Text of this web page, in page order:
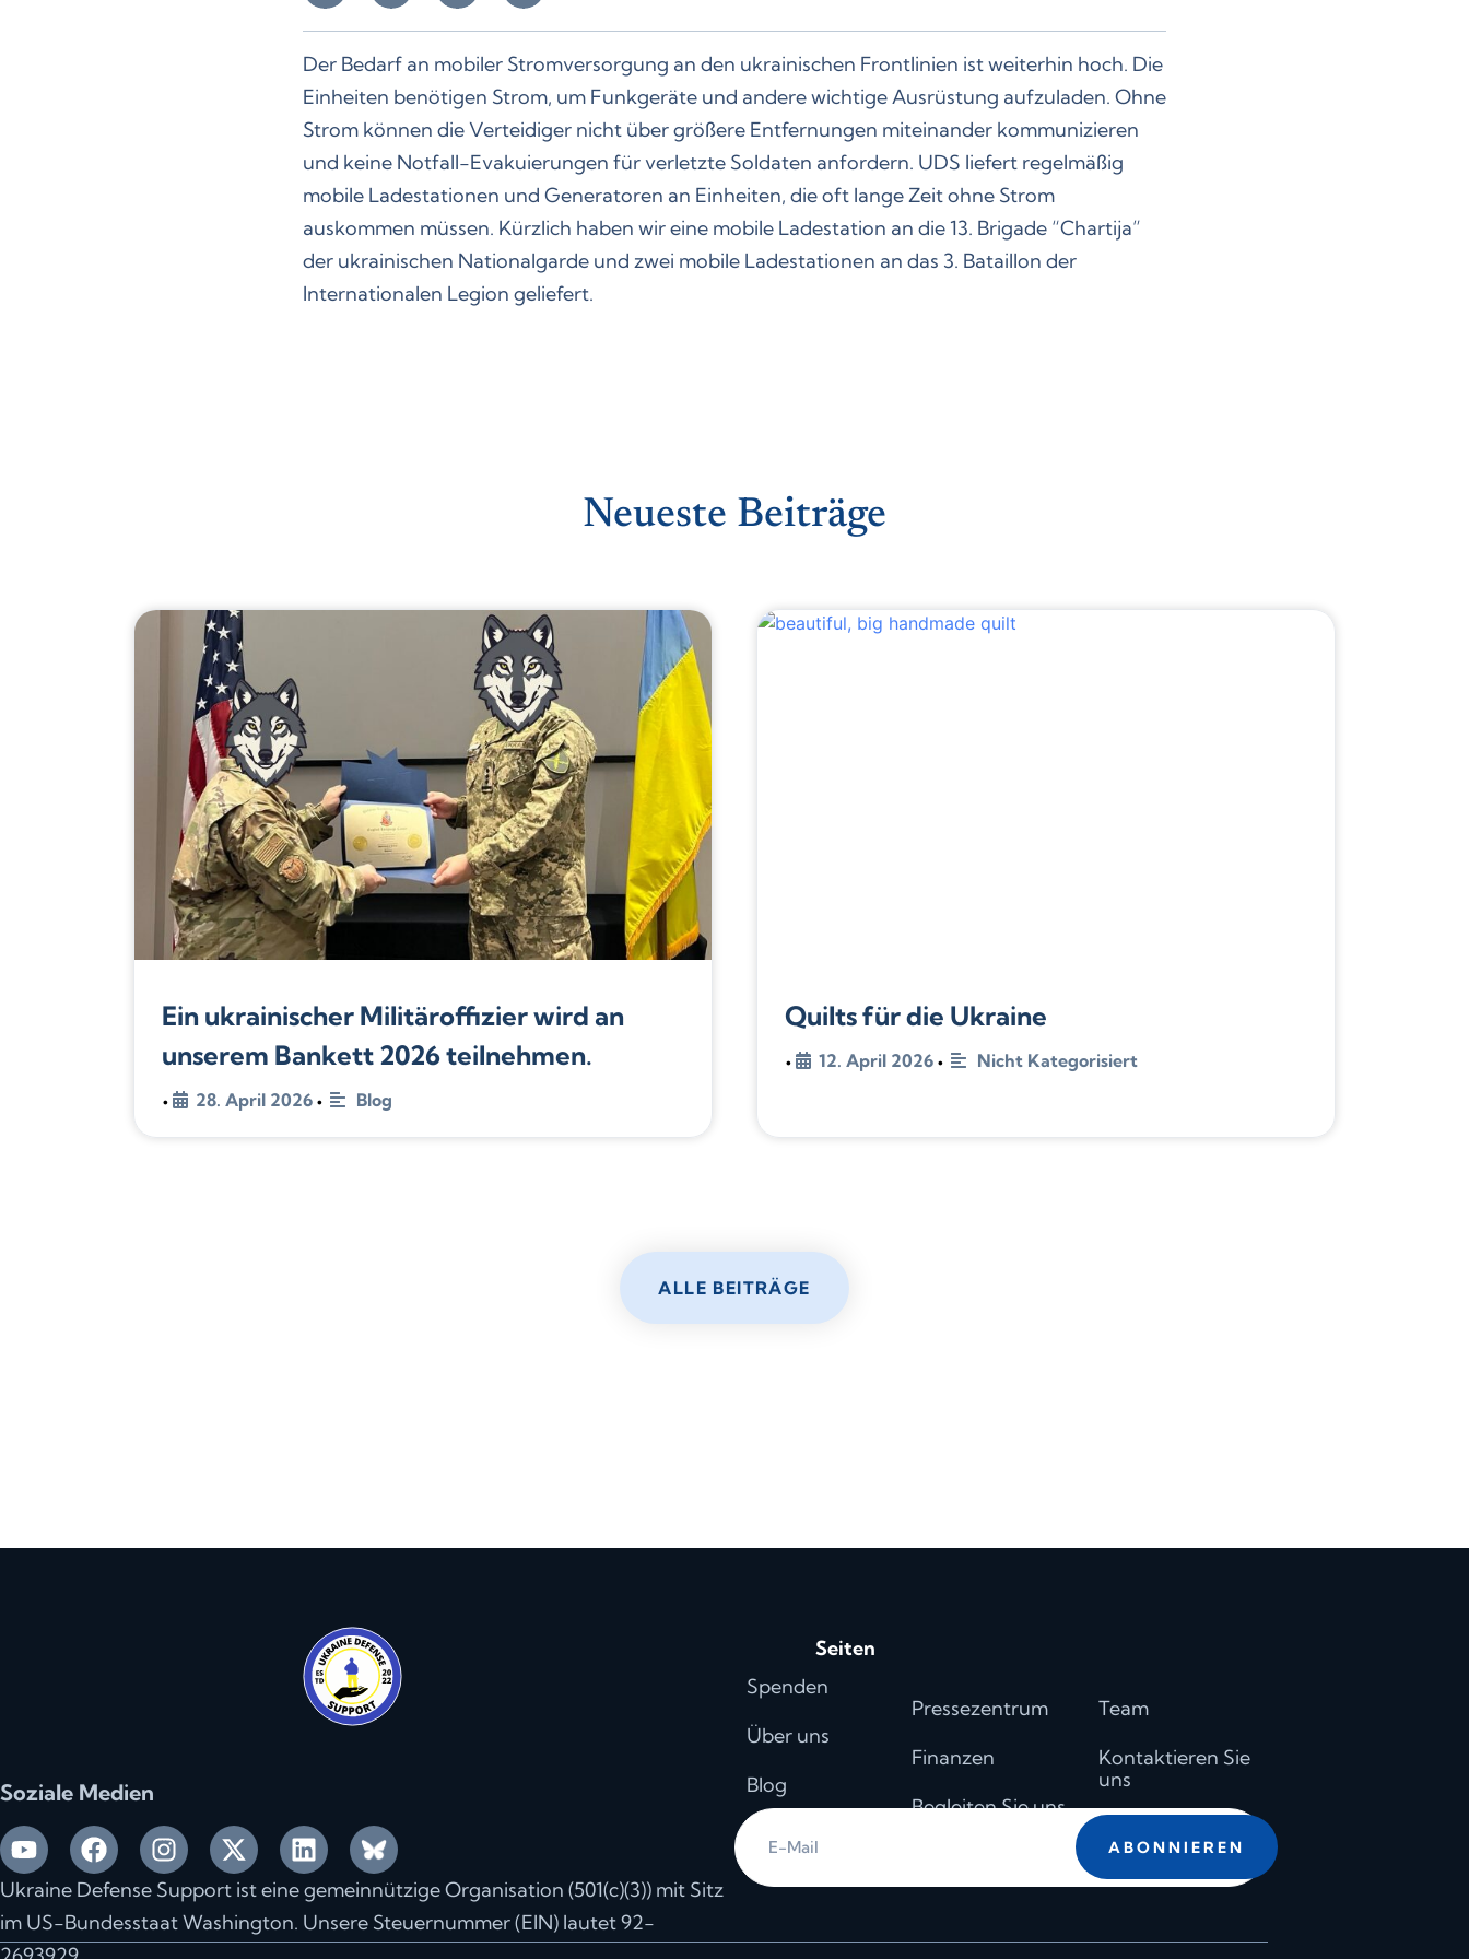
Der Bedarf an mobiler Stromversorgung an den ukrainischen Frontlinien ist weiterhin hoch. Die
Einheiten benötigen Strom, um Funkgeräte und andere wichtige Ausrüstung aufzuladen. Ohne
Strom können die Verteidiger nicht über größere Entfernungen miteinander kommunizieren
und keine Notfall-Evakuierungen für verletzte Soldaten anfordern. UDS liefert regelmäßig
mobile Ladestationen und Generatoren an Einheiten, die oft lange Zeit ohne Strom
auskommen müssen. Kürzlich haben wir eine mobile Ladestation an die 13. Brigade “Chartija”
der ukrainischen Nationalgarde und zwei mobile Ladestationen an das 3. Bataillon der
Internationalen Legion geliefert.
Neueste Beiträge
Ein ukrainischer Militäroffizier wird an
unserem Bankett 2026 teilnehmen.
• 28. April 2026 • Blog
Quilts für die Ukraine
• 12. April 2026 • Nicht Kategorisiert
ALLE BEITRÄGE
Soziale Medien
Ukraine Defense Support ist eine gemeinnützige Organisation (501(c)(3)) mit Sitz
im US-Bundesstaat Washington. Unsere Steuernummer (EIN) lautet 92-
Seiten
Spenden
Über uns
Blog
Pressezentrum
Finanzen
Begleiten Sie uns
Datenschutzrichtlinie
Team
Kontaktieren Sie
uns
ABONNIEREN